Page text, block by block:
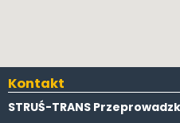
Kontakt
STRUŚ-TRANS